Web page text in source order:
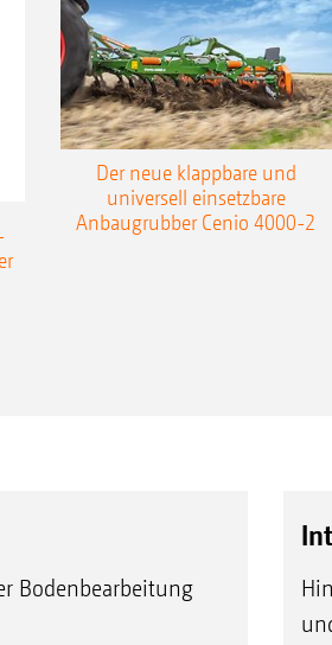
Der neue klappbare und
universell einsetzbare
Anbaugrubber Cenio 4000-2
Bodenbearbeitung